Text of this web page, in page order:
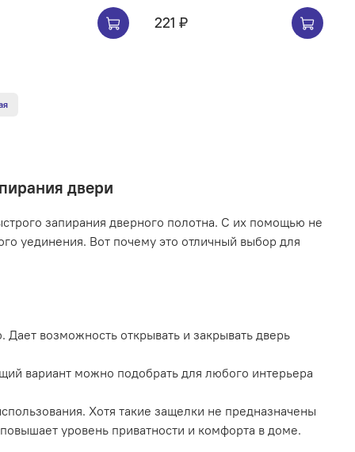
221 ₽
двери
запирания дверного полотна. С их помощью не
уединения. Вот почему это отличный выбор для
возможность открывать и закрывать дверь
вариант можно подобрать для любого интерьера
Хотя такие защелки не предназначены
уровень приватности и комфорта в доме.